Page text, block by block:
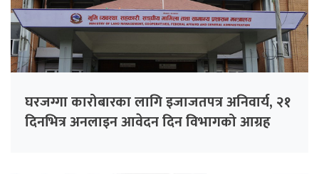
घरजग्गा कारोबारका लागि इजाजतपत्र अनिवार्य, २१
दिनभित्र अनलाइन आवेदन दिन विभागको आग्रह